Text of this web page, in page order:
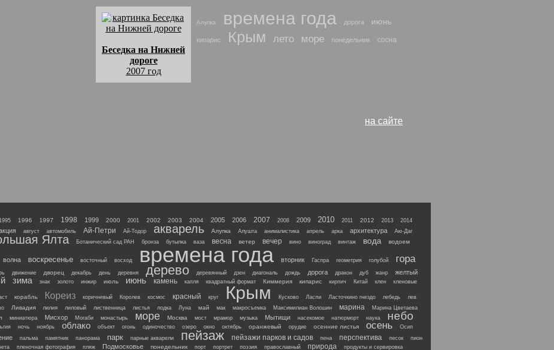
Беседка на Нижней
дороге
2007 год
Алупка времена года дорога июнь
кипарис Крым лето море понедельник сосна
на сайте
1996 1997 1998 1999 2000 2001 2002 2003 2004 2005 2006 2007 2008 2009 2010 2011 2012 2013
2014
август автомобиль Ай-Петри Ай-Тодор акварель Алупка Алушта анималистика апрель арка архитектура
Аю-Даг
Ялта Ботанический сад РАН бронза бутылка ваза весна ветер вечер вино виноград винтаж вода водоем
волна воскресенье восточный восход времена года вторник Гаспра геометрия голубой гора
движение дворец декабрь день деревня дерево деревянный дзен диагональ дождь дорога дракон дуб жанр
желтый
зима знак золото инжир июль июнь камень капля квадратный формат Киммерия кипарис кирпич Китай клен кленовые
корабль Кореиз коричневый Королев космос красный круг Крым Кусково Ласпи Ласточкино гнездо лебедь
лев
Ливадия лилия лиловый лиственница листья лодка Луна май мак макросъемка Максимилиан Волошин марина Марина Цветаева
миниатюра Мисхор Могаби монастырь море Москва мост мрамор музыка Мытищи насекомое натюрморт наука небо
ночь ноябрь облако объект огонь одиночество озеро окно октябрь оранжевый орудие осенние листья осень
Осип
пальма памятник панорама парк парные акварели пейзаж пейзажи парков и садов пена перспектива песок
пион
пленочная фотография пляж Подмосковье понедельник порт портрет поэзия православный природа продукты и сервировка